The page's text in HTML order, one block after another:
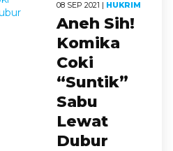
08 SEP 2021 | HUKRIM
Aneh Sih!
Komika
Coki
“Suntik”
Sabu
Lewat
Dubur